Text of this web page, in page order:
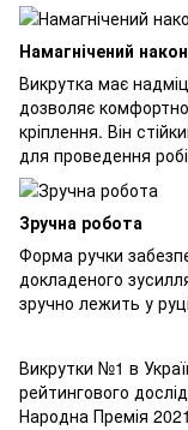
Намагнічений
Викрутка має
дозволяє
кріплення. Він
для проведення
Зручна робота
Форма ручки
докладеного
зручно лежить у
Викрутки №1 в
рейтингового
Народна Премія